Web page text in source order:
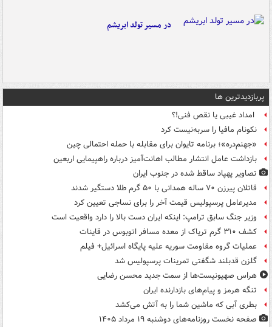
در مسیر تولد ابریشم
پربازدیدترین ها
امداد غیبی یا نقص فنی!؟
نکونام مافیا را سربه‌نیست کرد
«جهنم‌دره»؛ برنامه تایوان برای مقابله با حمله احتمالی چین
بازداشت عامل انتشار مطالب اهانت‌آمیز درباره راهپیمایی اربعین
تصاویر پهپاد ساقط شده در جنوب ایران
قاتلان پیرزن ۷۰ ساله همدانی با ۵۰ گرم طلا دستگیر شدند
مدیرعامل پرسپولیس قیمت آخر را برای نساجی تعیین کرد
وزیر جنگ سابق ترامپ: اینکه ایران دست بالا را دارد واقعیت است
کشف ۳۱۰ گرم تریاک از معده مسافر اتوبوس در قاینات
عملیات گروه مقاومت سوریه علیه پایگاه اسرائیل+ فیلم
گلزن قدبلند شگفتی تمرینات پرسپولیس شد
هراس صهیونیست‌ها از سمت جدید محسن رضایی
تنگه هرمز و پیام‌های بازدارنده ایران
بطری آبی که ماشین شما را به آتش می‌کشد
صفحه نخست روزنامه‌های دوشنبه ۱۹ مرداد ۱۴۰۵